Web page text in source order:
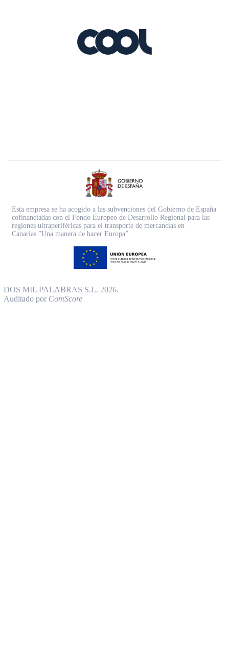
Esta empresa se ha acogido a las subvenciones del Gobierno de España
cofinanciadas con el Fondo Europeo de Desarrollo Regional para las
regiones ultraperiféricas para el transporte de mercancías en
Canarias.”Una manera de hacer Europa”
DOS MIL PALABRAS S.L. 2026.
Auditado por ComScore